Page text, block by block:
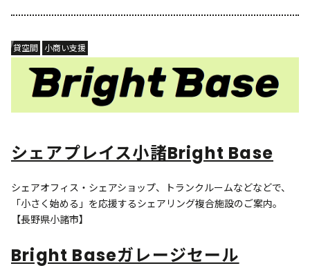
貸空間 小商い支援
シェアプレイス小諸Bright Base
シェアオフィス・シェアショップ、トランクルームなどなどで、
「小さく始める」を応援するシェアリング複合施設のご案内。
【長野県小諸市】
Bright Baseガレージセール